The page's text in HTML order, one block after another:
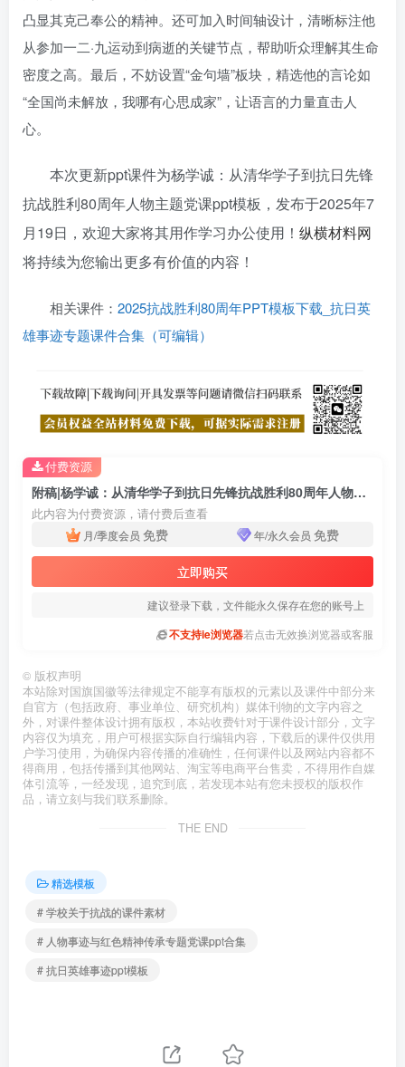
凸显其克己奉公的精神。还可加入时间轴设计，清晰标注他
从参加一二·九运动到病逝的关键节点，帮助听众理解其生命
密度之高。最后，不妨设置“金句墙”板块，精选他的言论如
“全国尚未解放，我哪有心思成家”，让语言的力量直击人
心。
本次更新ppt课件为杨学诚：从清华学子到抗日先锋
抗战胜利80周年人物主题党课ppt模板，发布于2025年7
月19日 ，欢迎大家将其用作学习办公使用！ 纵横材料网
将持续为您输出更多有价值的内容！
相关课件： 2025抗战胜利80周年PPT模板下载_抗日英
雄事迹专题课件合集（可编辑）
附稿|杨学诚：从清华学子到抗日先锋抗战胜利80周年人物主题党课ppt模板
此内容为付费资源，请付费后查看
月/季度会员 免费 年/永久会员 免费
立即购买
建议登录下载，文件能永久保存在您的账号上
不支持ie浏览器若点击无效换浏览器或客服
付费资源
© 版权声明
本站除对国旗国徽等法律规定不能享有版权的元素以及课件中部分来
自官方（包括政府、事业单位、研究机构）媒体刊物的文字内容之
外，对课件整体设计拥有版权，本站收费针对于课件设计部分，文字
内容仅为填充，用户可根据实际自行编辑内容，下载后的课件仅供用
户学习使用，为确保内容传播的准确性，任何课件以及网站内容都不
得商用，包括传播到其他网站、淘宝等电商平台售卖，不得用作自媒
体引流等，一经发现，追究到底，若发现本站有您未授权的版权作
品，请立刻与我们联系删除。
THE END
精选模板
# 学校关于抗战的课件素材
# 人物事迹与红色精神传承专题党课ppt合集
# 抗日英雄事迹ppt模板